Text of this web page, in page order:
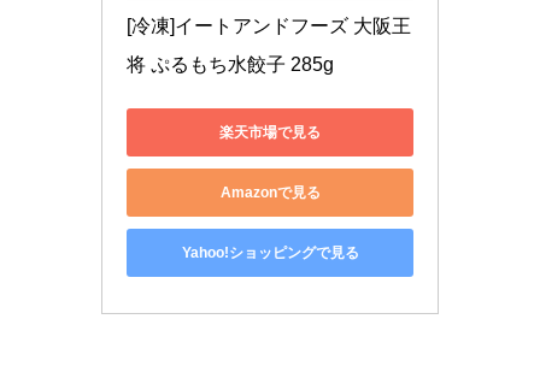
[冷凍]イートアンドフーズ 大阪王
将 ぷるもち水餃子 285g
楽天市場で見る
Amazonで見る
Yahoo!ショッピングで見る